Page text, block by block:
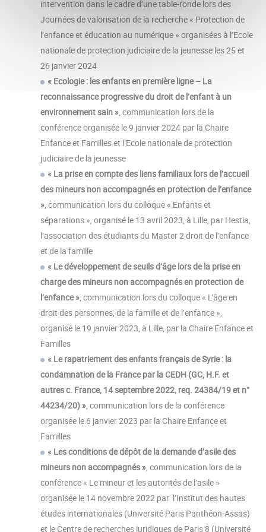
intervention dans le cadre d’une table-ronde lors des
Journées de valorisation de la recherche « Protection de
l’enfance et éducation au numérique » organisées à l’Ecole
nationale de protection judiciaire de la jeunesse les 25 et
26 janvier 2024
« Ecologie : les enfants en première ligne – La
reconnaissance progressive du droit de l’enfant à un
environnement sain », communication lors de la
conférence organisée le 9 janvier 2024 par la Chaire
Enfance et Familles et l’Ecole nationale de protection
judiciaire de la jeunesse
« La prise en compte des liens familiaux lors de l’accueil
des mineurs non accompagnés en protection de l’enfance
», communication lors du colloque « Enfants et
séparations », organisé le 13 avril 2023, à Lille, par Hestia,
l’association des étudiants du Master 2 droit de l’enfance
et de la famille
« Le développement de seuils d’âge lors de la prise en
charge des mineurs non accompagnés en protection de
l’enfance », communication lors du colloque « L’âge en
droit des personnes, de la famille et de l’enfance »,
organisé le 19 janvier 2023, à Lille, par la Chaire Enfance et
Familles
« Le rapatriement des enfants français de Syrie : la
condamnation de la France par la CEDH (GC, H.F. et
autres c. France, 14 septembre 2022, req. 24384/19 et n°
44234/20) », communication lors de la conférence
organisée le 6 janvier 2023 par la Chaire Enfance et
Familles
« Les conditions de dépôt de la demande d’asile des
mineurs non accompagnés », communication lors de la
conférence « Le mineur et les autorités de l’asile »
organisée le 14 novembre 2022 par l’Institut des hautes
études internationales (Université Paris Panthéon-Assas)
et le Centre de recherches juridiques de Paris 8 (Université